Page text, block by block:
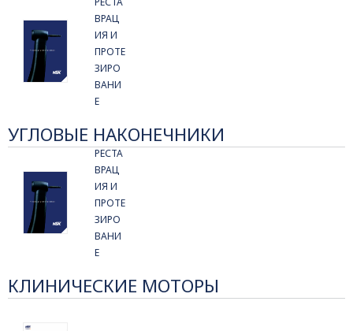
ВРАЦ
ИЯ И
ПРОТЕ
ЗИРО
ВАНИ
Е
УГЛОВЫЕ НАКОНЕЧНИКИ
РЕСТА
ВРАЦ
ИЯ И
ПРОТЕ
ЗИРО
ВАНИ
Е
КЛИНИЧЕСКИЕ МОТОРЫ